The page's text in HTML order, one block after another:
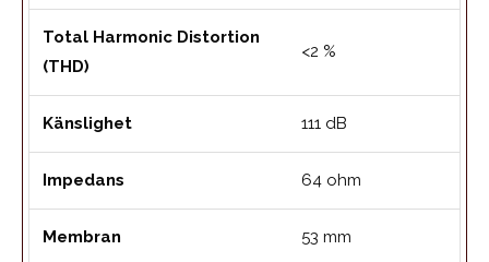
Total Harmonic Distortion
(THD)
<2 %
Känslighet 111 dB
Impedans 64 ohm
Membran 53 mm